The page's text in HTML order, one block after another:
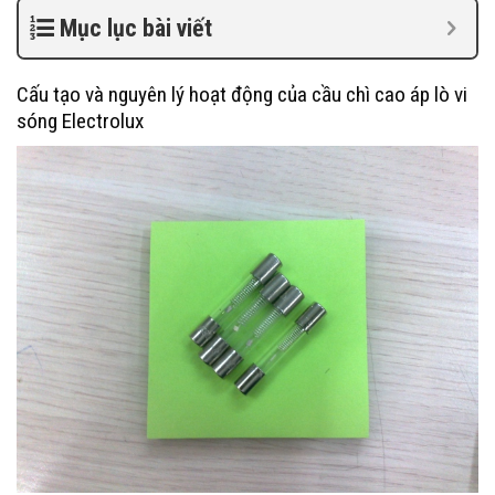
Mục lục bài viết
Cấu tạo và nguyên lý hoạt động của cầu chì cao áp lò vi
sóng Electrolux